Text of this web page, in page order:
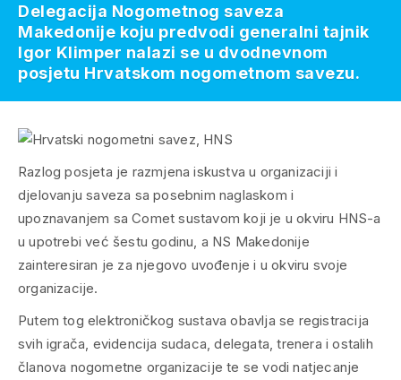
Razlog posjeta je razmjena iskustva u organizaciji i
djelovanju saveza sa posebnim naglaskom i
upoznavanjem sa Comet sustavom koji je u okviru HNS-a
u upotrebi već šestu godinu, a NS Makedonije
zainteresiran je za njegovo uvođenje i u okviru svoje
organizacije.
Putem tog elektroničkog sustava obavlja se registracija
svih igrača, evidencija sudaca, delegata, trenera i ostalih
članova nogometne organizacije te se vodi natjecanje
Delegacija Nogometnog saveza
Makedonije koju predvodi generalni tajnik
Igor Klimper nalazi se u dvodnevnom
posjetu Hrvatskom nogometnom savezu.